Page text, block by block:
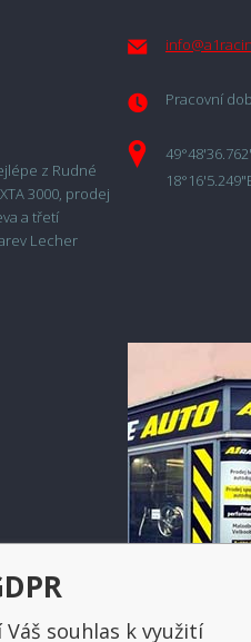
z Rudné
3000, prodej
a třetí
Lecher
Pracovní
souhlas k využití